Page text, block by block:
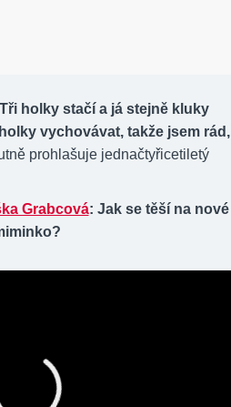
holky stačí a já stejně kluky
vychovávat, takže jsem rád,
prohlašuje jednačtyřicetiletý
Grabcová: Jak se těší na nové